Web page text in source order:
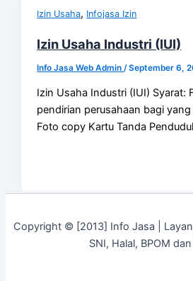
Izin Usaha, Infojasa Izin
Izin Usaha Industri (IUI)
Info Jasa Web Admin /September 6,
Izin Usaha Industri (IUI) Syarat:
pendirian perusahaan bagi
Foto copy Kartu Tanda
Copyright © [2013] Info Jasa |
SNI, Halal, BPOM